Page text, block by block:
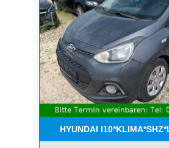
HYUNDAI